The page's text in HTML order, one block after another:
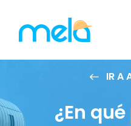
IR A
¿En